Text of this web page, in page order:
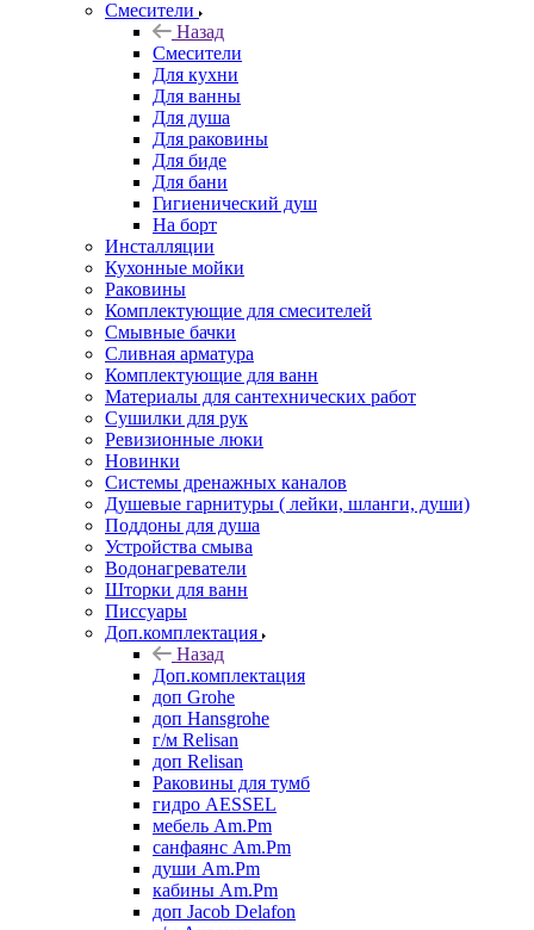
Смесители
Назад
Смесители
Для кухни
Для ванны
Для душа
Для раковины
Для биде
Для бани
Гигиенический душ
На борт
Инсталляции
Кухонные мойки
Раковины
Комплектующие для смесителей
Смывные бачки
Сливная арматура
Комплектующие для ванн
Материалы для сантехнических работ
Сушилки для рук
Ревизионные люки
Новинки
Системы дренажных каналов
Душевые гарнитуры ( лейки, шланги, души)
Поддоны для душа
Устройства смыва
Водонагреватели
Шторки для ванн
Писсуары
Доп.комплектация
Назад
Доп.комплектация
доп Grohe
доп Hansgrohe
г/м Relisan
доп Relisan
Раковины для тумб
гидро AESSEL
мебель Am.Pm
санфаянс Am.Pm
души Am.Pm
кабины Am.Pm
доп Jacob Delafon